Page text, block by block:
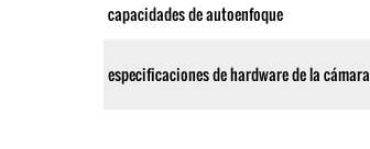
capacidades de autoenfoque
especificaciones de hardware de la cámara